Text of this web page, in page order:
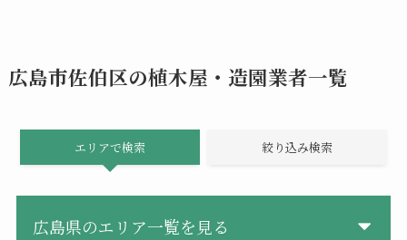
広島市佐伯区の植木屋・造園業者一覧
エリアで検索 絞り込み検索
広島県のエリア一覧を見る